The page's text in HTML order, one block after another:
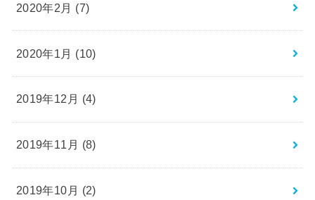
2020年2月 (7)
2020年1月 (10)
2019年12月 (4)
2019年11月 (8)
2019年10月 (2)